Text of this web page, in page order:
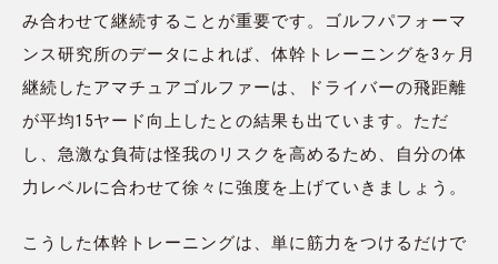
み合わせて継続することが重要です。ゴルフパフォーマ
ンス研究所のデータによれば、体幹トレーニングを3ヶ月
継続したアマチュアゴルファーは、ドライバーの飛距離
が平均15ヤード向上したとの結果も出ています。ただ
し、急激な負荷は怪我のリスクを高めるため、自分の体
力レベルに合わせて徐々に強度を上げていきましょう。
こうした体幹トレーニングは、単に筋力をつけるだけで